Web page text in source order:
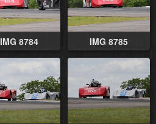
IMG 8784 IMG 8785